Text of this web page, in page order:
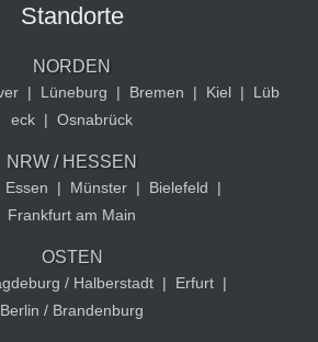
Standorte
NORDEN
| Lüneburg | Bremen | Kiel |
Lüb
eck | Osnabrück
NRW / HESSEN
Essen | Münster | Bielefeld
|
Frankfurt am Main
OSTEN
/ Halberstadt | Erfurt |
Berlin / Brandenburg